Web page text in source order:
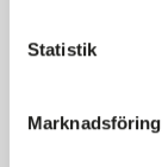
Statistik
Marknadsföring
Fre
Sön
10-18